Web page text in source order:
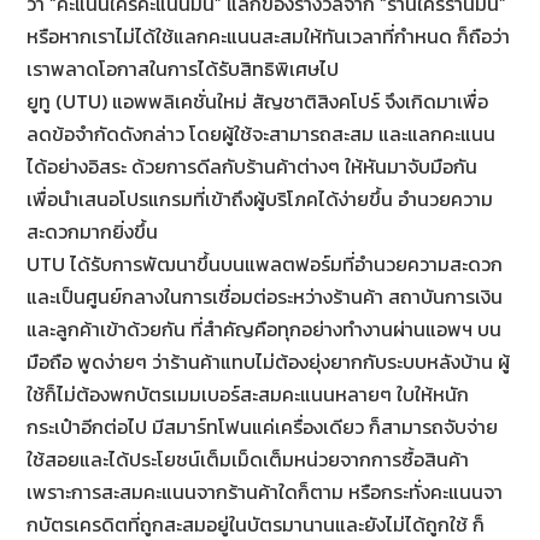
หรือหากเราไม่ได้ใช้แลกคะแนนสะสมให้ทันเวลาที่กำหนด ก็ถือว่า
เราพลาดโอกาสในการได้รับสิทธิพิเศษไป
ยูทู (UTU) แอพพลิเคชั่นใหม่ สัญชาติสิงคโปร์ จึงเกิดมาเพื่อ
ลดข้อจำกัดดังกล่าว โดยผู้ใช้จะสามารถสะสม และแลกคะแนน
ได้อย่างอิสระ ด้วยการดีลกับร้านค้าต่างๆ ให้หันมาจับมือกัน
เพื่อนำเสนอโปรแกรมที่เข้าถึงผู้บริโภคได้ง่ายขึ้น อำนวยความ
สะดวกมากยิ่งขึ้น
UTU ได้รับการพัฒนาขึ้นบนแพลตฟอร์มที่อำนวยความสะดวก
และเป็นศูนย์กลางในการเชื่อมต่อระหว่างร้านค้า สถาบันการเงิน
และลูกค้าเข้าด้วยกัน ที่สำคัญคือทุกอย่างทำงานผ่านแอพฯ บน
มือถือ พูดง่ายๆ ว่าร้านค้าแทบไม่ต้องยุ่งยากกับระบบหลังบ้าน ผู้
ใช้ก็ไม่ต้องพกบัตรเมมเบอร์สะสมคะแนนหลายๆ ใบให้หนัก
กระเป๋าอีกต่อไป มีสมาร์ทโฟนแค่เครื่องเดียว ก็สามารถจับจ่าย
ใช้สอยและได้ประโยชน์เต็มเม็ดเต็มหน่วยจากการซื้อสินค้า
เพราะการสะสมคะแนนจากร้านค้าใดก็ตาม หรือกระทั่งคะแนนจา
กบัตรเครดิตที่ถูกสะสมอยู่ในบัตรมานานและยังไม่ได้ถูกใช้ ก็